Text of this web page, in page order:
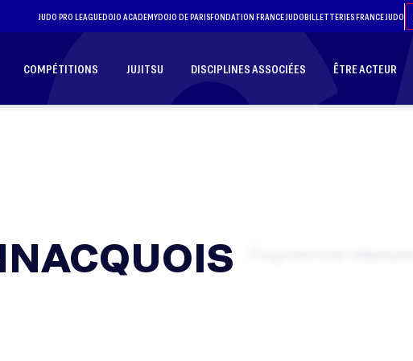
JUDO PRO LEAGUEDOJO ACADEMYDOJO DE PARISFONDATION FRANCE JUDOBILLETTERIES FRANCE JUDO
COMPÉTITIONS JUJITSU DISCIPLINES ASSOCIÉES ÊTRE ACTEUR